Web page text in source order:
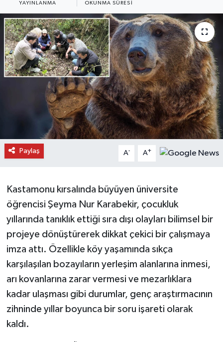
YAYINLANMA OKUNMA SÜRESI
Paylaş A- A+
Kastamonu kırsalında büyüyen üniversite
öğrencisi Şeyma Nur Karabekir, çocukluk
yıllarında tanıklık ettiği sıra dışı olayları bilimsel bir
projeye dönüştürerek dikkat çekici bir çalışmaya
imza attı. Özellikle köy yaşamında sıkça
karşılaşılan bozayıların yerleşim alanlarına inmesi,
arı kovanlarına zarar vermesi ve mezarlıklara
kadar ulaşması gibi durumlar, genç araştırmacının
zihninde yıllar boyunca bir soru işareti olarak
kaldı.
Devrekani Haberleri
Doğanyurt Haberleri
Hanönü Haberleri
İhsangazi Haberleri
İnebolu Haberleri
Küre Haberleri
Pınarbaşı Haberleri
Şenpazar Haberleri
Seydiler Haberleri
Taşköprü Haberleri
Tosya Haberleri
Karadeniz Haberleri